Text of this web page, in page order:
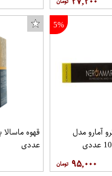
5%
آمارو مدل
۹۵,۰۰۰
عددی